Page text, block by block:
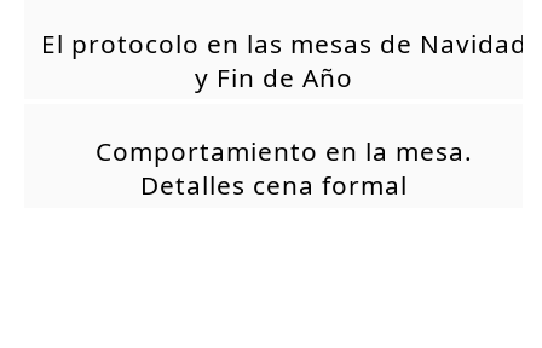
El protocolo en las mesas de Navidad
y Fin de Año
Comportamiento en la mesa.
Detalles cena formal